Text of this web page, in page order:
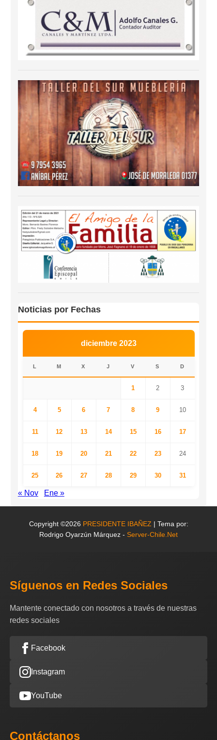
Noticias por Fechas
diciembre 2023
L M X J V S D
1 2 3
4 5 6 7 8 9 10
11 12 13 14 15 16 17
18 19 20 21 22 23 24
25 26 27 28 29 30 31
« Nov Ene »
Copyright ©2026 PRESIDENTE IBAÑEZ | Tema por:
Rodrigo Oyarzún Márquez - Server-Chile.Net
Síguenos en Redes Sociales
Mantente conectado con nosotros a través de nuestras
redes sociales
Facebook
Instagram
YouTube
Contáctanos